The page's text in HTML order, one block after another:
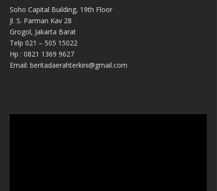
Soho Capital Building, 19th Floor
Jl. S. Parman Kav 28
Grogol, Jakarta Barat
Telp 021 – 505 15022
Hp : 0821 1369 9627
Email: beritadaerahterkini@gmail.com